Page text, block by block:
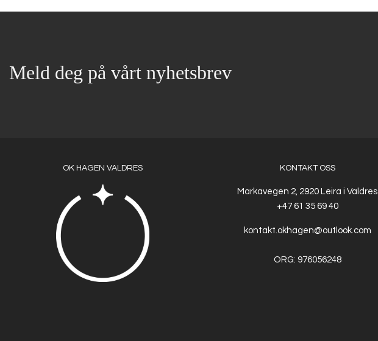
Meld deg på vårt nyhetsbrev
OK HAGEN VALDRES KONTAKT OSS
Markavegen 2, 2920 Leira i Valdres
+47 61 35 69 40
kontakt.okhagen@outlook.com
ORG: 976056248